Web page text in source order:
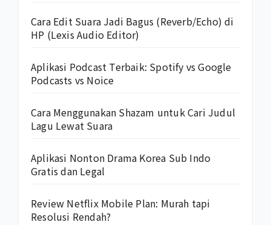
Cara Edit Suara Jadi Bagus (Reverb/Echo) di
HP (Lexis Audio Editor)
Aplikasi Podcast Terbaik: Spotify vs Google
Podcasts vs Noice
Cara Menggunakan Shazam untuk Cari Judul
Lagu Lewat Suara
Aplikasi Nonton Drama Korea Sub Indo
Gratis dan Legal
Review Netflix Mobile Plan: Murah tapi
Resolusi Rendah?